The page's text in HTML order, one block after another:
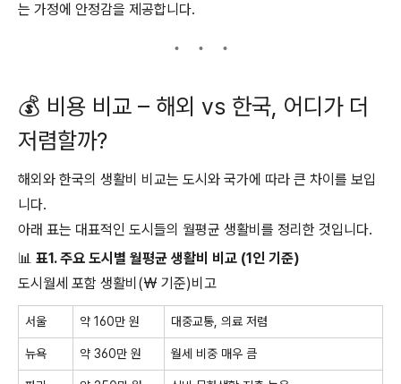
는 가정에 안정감을 제공합니다.
💰 비용 비교 – 해외 vs 한국, 어디가 더
저렴할까?
해외와 한국의 생활비 비교는 도시와 국가에 따라 큰 차이를 보입
니다.
아래 표는 대표적인 도시들의 월평균 생활비를 정리한 것입니다.
📊 표1. 주요 도시별 월평균 생활비 비교 (1인 기준)
도시월세 포함 생활비(₩ 기준)비고
서울 약 160만 원 대중교통, 의료 저렴
뉴욕 약 360만 원 월세 비중 매우 큼